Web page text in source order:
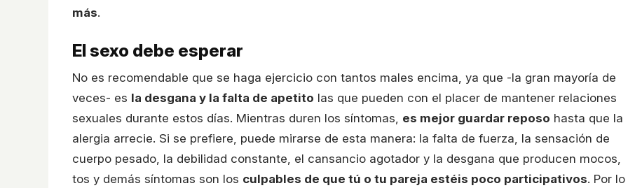
más.
El sexo debe esperar
No es recomendable que se haga ejercicio con tantos males encima, ya que -la gran mayoría de
veces- es la desgana y la falta de apetito las que pueden con el placer de mantener relaciones
sexuales durante estos días. Mientras duren los síntomas, es mejor guardar reposo hasta que la
alergia arrecie. Si se prefiere, puede mirarse de esta manera: la falta de fuerza, la sensación de
cuerpo pesado, la debilidad constante, el cansancio agotador y la desgana que producen mocos,
tos y demás síntomas son los culpables de que tú o tu pareja estéis poco participativos. Por lo